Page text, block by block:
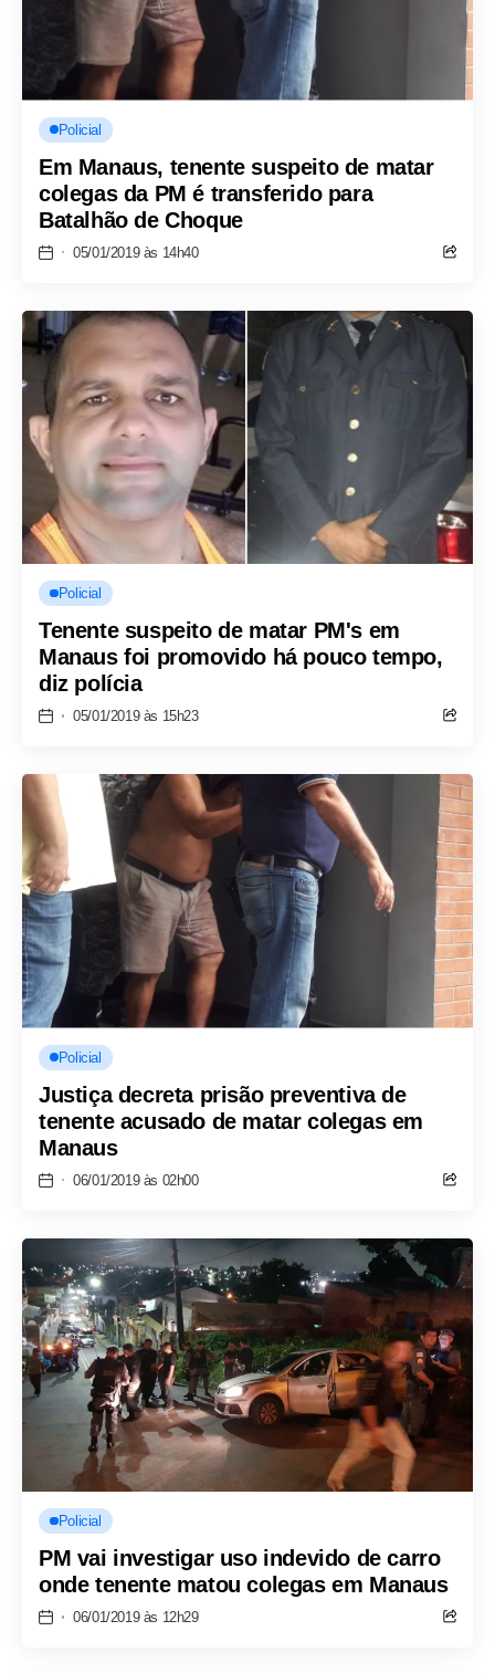
Policial
Em Manaus, tenente suspeito de matar
colegas da PM é transferido para
Batalhão de Choque
05/01/2019 às 14h40
Policial
Tenente suspeito de matar PM's em
Manaus foi promovido há pouco tempo,
diz polícia
05/01/2019 às 15h23
Policial
Justiça decreta prisão preventiva de
tenente acusado de matar colegas em
Manaus
06/01/2019 às 02h00
Policial
PM vai investigar uso indevido de carro
onde tenente matou colegas em Manaus
06/01/2019 às 12h29